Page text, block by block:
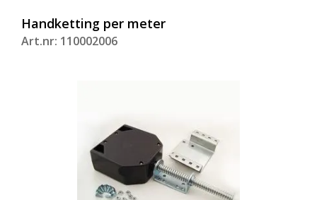
Handketting per meter
Art.nr: 110002006